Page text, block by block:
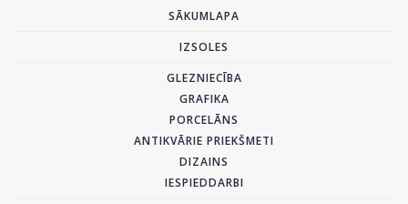
SĀKUMLAPA
IZSOLES
GLEZNIECĪBA
GRAFIKA
PORCELĀNS
ANTIKVĀRIE PRIEKŠMETI
DIZAINS
IESPIEDDARBI